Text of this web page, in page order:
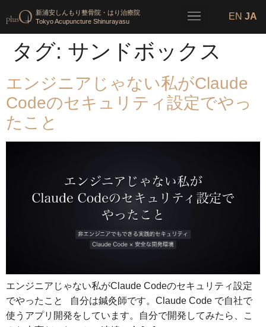
新浦安しんもり整骨院・はり治療院
Tokyo Acupuncture Shinurayasu
タグ: サンドボックス
エンジニアじゃない私がClaude
Codeのセキュリティ設定でやっ
たこと
エンジニアじゃない私がClaude Codeのセキュリティ設定
でやったこと 自分は鍼灸師です。Claude Code で自社で
使うアプリ開発をしています。自分で開発してみたら、こ
EN JA